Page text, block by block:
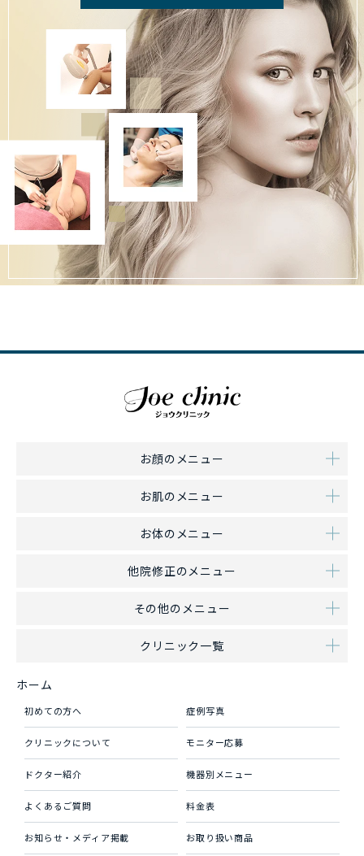
お顔のメニュー
お肌のメニュー
お体のメニュー
他院修正のメニュー
その他のメニュー
クリニック一覧
ホーム
初めての方へ 症例写真
クリニックについて モニター応募
ドクター紹介 機器別メニュー
よくあるご質問 料金表
お知らせ・メディア掲載 お取り扱い商品